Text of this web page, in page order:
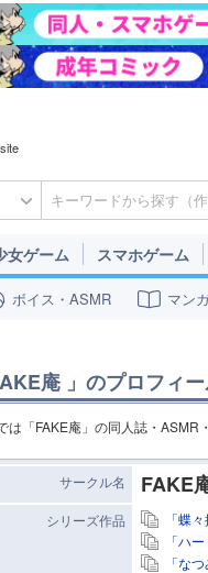
女ゲーム スマホゲーム
ボイス・ASMR マン
庵 」のプロフィ
は「FAKE庵」の同人誌・ASMR
サークル名 FAKE
シリーズ作品
「蝶
「ハ
「な